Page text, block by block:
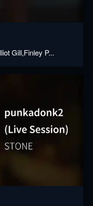
Gill,Finley P...